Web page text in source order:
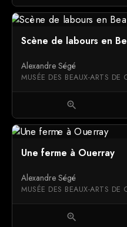
Scène de labours en
Alexandre Ségé
MUSÉE DES BEAUX-ARTS DE
zoom_in
Une ferme à Ouerray
Alexandre Ségé
MUSÉE DES BEAUX-ARTS DE
zoom_in